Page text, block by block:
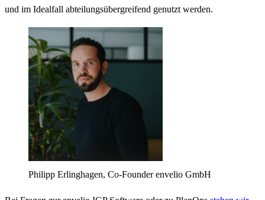
und im Idealfall abteilungsübergreifend genutzt werden.
Philipp Erlinghagen, Co-Founder envelio GmbH